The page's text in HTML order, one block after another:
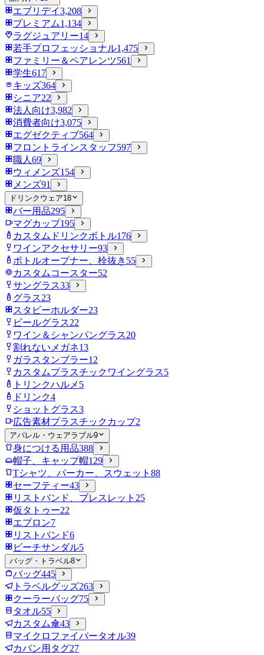
エブリデイ3,208
プレミアム1,134
ラグジュアリー14
若手プロフェッショナル1,475
ファミリー＆ペアレンツ561
学生617
キッズ364
シニア22
法人向け3,982
消費者向け3,075
エグゼクティブ564
フロントラインスタッフ597
職人 69
ウィメンズ154
メンズ91
ドリンクウェア18
バー用品295
マグカップ195
カスタムドリンクボトル176
ワインアクセサリー93
ボトルオープナー、栓抜き 55
カスタムコースター52
サングラス33
グラス23
スタビーホルダー23
ビールグラス22
ワイン＆シャンパングラス20
割れないメガネ13
ガラスタンブラー12
カスタムプラスチックワイングラス5
トリンクハルメ 5
ドリンク4
ショットグラス3
広告素材プラスチックカップ2
アパレル・ウェアラブル9
身につける用品388
帽子、キャップ帽129
Tシャツ、パーカー、スウェット 88
セーフティー43
リストバンド、ブレスレット 25
仮タトゥー22
エプロン7
リストバンド6
ビーチサンダル5
バッグ・トラベル8
バッグ445
トラベルグッズ263
クーラーバッグ75
タオル55
カスタム傘43
マイクロファイバータオル39
カバン用タグ27